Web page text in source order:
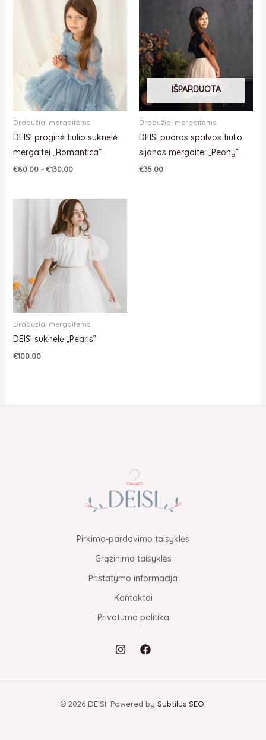
Drabužiai mergaitėms
DEISI proginė tiulio suknelė
mergaitei „Romantica”
€80.00–€130.00
IŠPARDUOTA
Drabužiai mergaitėms
DEISI pudros spalvos tiulio
sijonas mergaitei „Peony”
€35.00
Drabužiai mergaitėms
DEISI suknelė „Pearls”
€100.00
Pirkimo-pardavimo taisyklės
Grąžinimo taisyklės
Pristatymo informacija
Kontaktai
Privatumo politika
© 2026 DEISI. Powered by Subtilus SEO